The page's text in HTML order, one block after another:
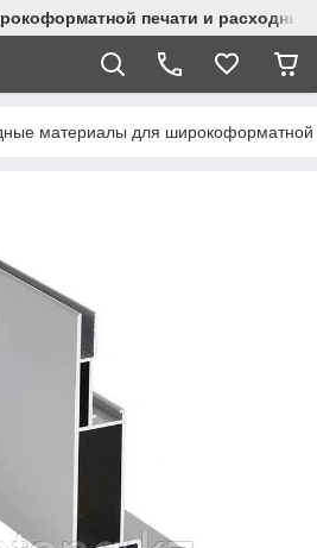
печати и
материалы для широкоформатной